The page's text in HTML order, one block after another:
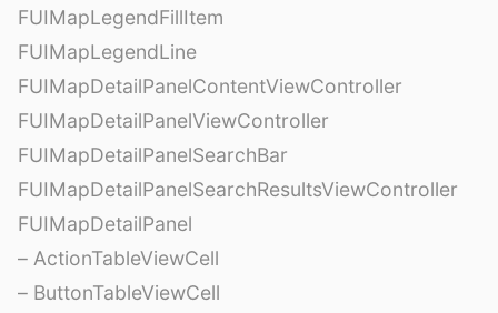
FUIMapLegendFillItem
FUIMapLegendLine
FUIMapDetailPanelContentViewController
FUIMapDetailPanelViewController
FUIMapDetailPanelSearchBar
FUIMapDetailPanelSearchResultsViewController
FUIMapDetailPanel
– ActionTableViewCell
– ButtonTableViewCell